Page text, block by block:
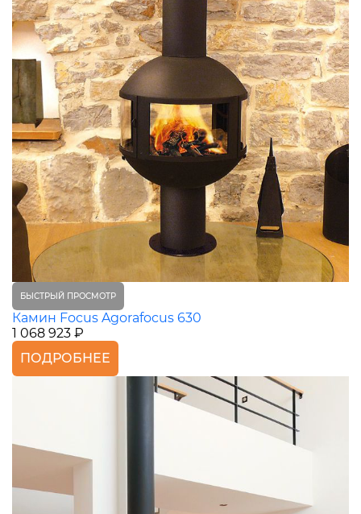
БЫСТРЫЙ ПРОСМОТР
Камин Focus Agorafocus 630
1 068 923 ₽
ПОДРОБНЕЕ